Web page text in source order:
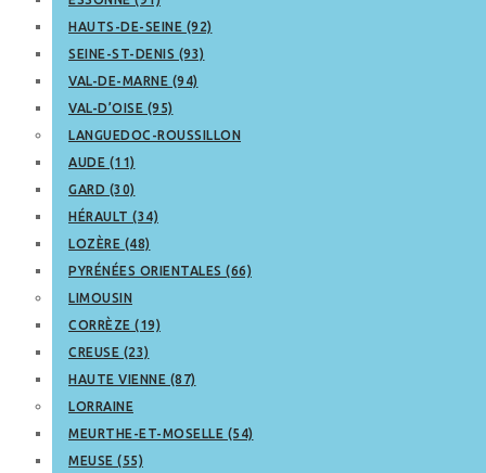
HAUTS-DE-SEINE (92)
SEINE-ST-DENIS (93)
VAL-DE-MARNE (94)
VAL-D’OISE (95)
LANGUEDOC-ROUSSILLON
AUDE (11)
GARD (30)
HÉRAULT (34)
LOZÈRE (48)
PYRÉNÉES ORIENTALES (66)
LIMOUSIN
CORRÈZE (19)
CREUSE (23)
HAUTE VIENNE (87)
LORRAINE
MEURTHE-ET-MOSELLE (54)
MEUSE (55)